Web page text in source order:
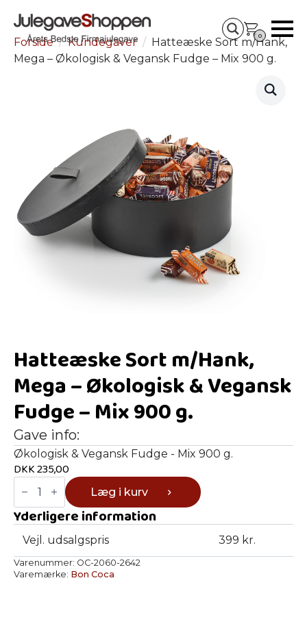
0
Forside Kundegaver
Hatteæske Sort m/Hank,
Mega – Økologisk & Vegansk Fudge – Mix 900 g.
Hatteæske Sort m/Hank,
Mega – Økologisk & Vegansk
Fudge – Mix 900 g.
Gave info:
Økologisk & Vegansk Fudge - Mix 900 g.
DKK235,00
Hatteæske
Sort
m/Hank,
Mega
-
Økologisk
Vegansk
Fudge
-
Læg i kurv
Yderligere information
Vejl. udsalgspris 399 kr.
Varenummer: OC-2060-2642
Varemærke: Bon Coca